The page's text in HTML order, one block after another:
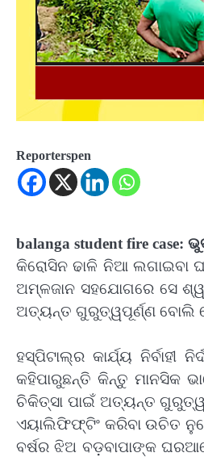
Reporterspen
balanga student fire
କିରୋସିନ ଢାଳି ନିଆ ଲଗାଇବା
ଅମ୍ଳଜାନ ସହଯୋଗରେ ସେ
ଅତ୍ୟନ୍ତ ଗୁରୁତ୍ୱପୂର୍ଣ୍ଣ ବୋଲି
ହସ୍‍ପିଟାଲ୍‍ର କାର୍ଯ୍ୟ
କହିପାରୁଛନ୍ତି କିନ୍ତୁ ମାନସିକ
ଚିକିତ୍ସା ପାଇଁ ଅତ୍ୟନ୍ତ ଗୁରୁତ୍ୱ
ଏୟାଲିଫିଫ୍ଟିଂ କରିବା ଉଚିତ
ବର୍ଷର ଝିଅ ବଡ଼ବାପାଙ୍କ